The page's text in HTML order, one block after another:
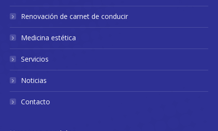
Renovación de carnet de conducir
Medicina estética
Servicios
Noticias
Contacto